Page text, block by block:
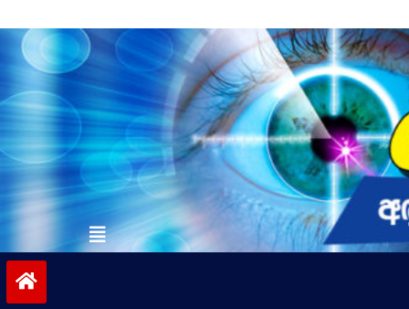
to
contentvinivida.lk